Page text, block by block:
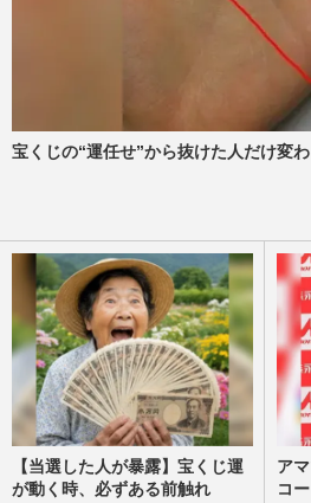
宝くじの“運任せ”から抜けた人だけ変
【当選した人が暴露】宝くじ運
が動く時、必ずある前触れ
ア
コ